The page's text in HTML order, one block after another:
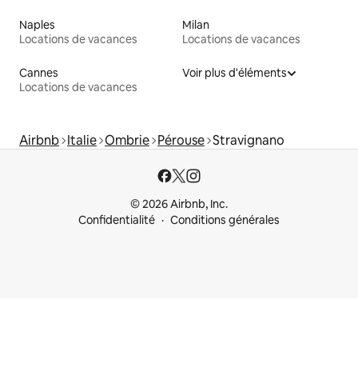
Naples
Locations de vacances
Milan
Locations de vacances
Cannes
Locations de vacances
Voir plus d'éléments
Airbnb Italie Ombrie Pérouse Stravignano
© 2026 Airbnb, Inc.
Confidentialité
Conditions générales